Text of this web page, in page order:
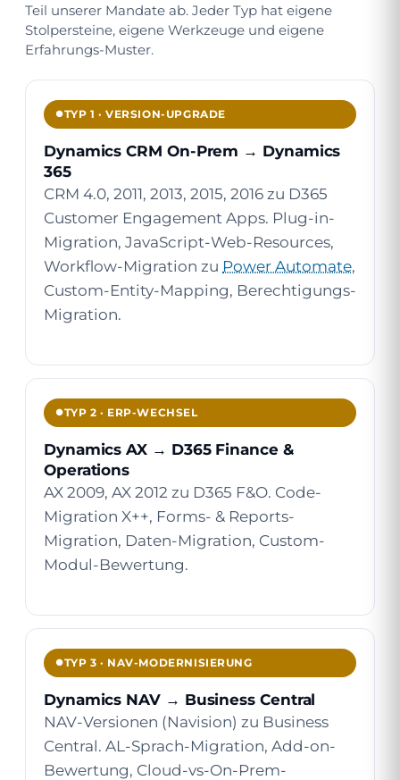
Teil unserer Mandate ab. Jeder Typ hat eigene
Stolpersteine, eigene Werkzeuge und eigene
Erfahrungs-Muster.
TYP 1 · VERSION-UPGRADE
Dynamics CRM On-Prem → Dynamics
365
CRM 4.0, 2011, 2013, 2015, 2016 zu D365
Customer Engagement Apps. Plug-in-
Migration, JavaScript-Web-Resources,
Workflow-Migration zu Power Automate,
Custom-Entity-Mapping, Berechtigungs-
Migration.
TYP 2 · ERP-WECHSEL
Dynamics AX → D365 Finance &
Operations
AX 2009, AX 2012 zu D365 F&O. Code-
Migration X++, Forms- & Reports-
Migration, Daten-Migration, Custom-
Modul-Bewertung.
TYP 3 · NAV-MODERNISIERUNG
Dynamics NAV → Business Central
NAV-Versionen (Navision) zu Business
Central. AL-Sprach-Migration, Add-on-
Bewertung, Cloud-vs-On-Prem-